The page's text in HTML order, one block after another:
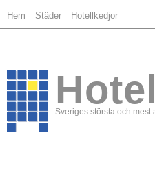
Hem Städer Hotellkedjor
Sveriges största och